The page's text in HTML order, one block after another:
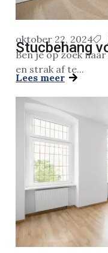
oktober 22, 2024
Stucbehang
Ben je op zoek
en strak af te...
Lees meer